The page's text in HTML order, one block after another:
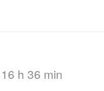
h 36 min